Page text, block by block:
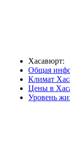
Хасавюрт:
Общая
Климат
Цены в
Уровень